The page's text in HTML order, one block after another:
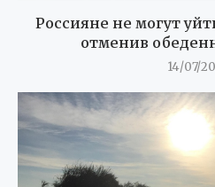
Россияне не могут
отменив
14/07/